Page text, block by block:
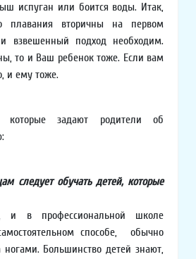
испуган или боится воды. Итак,
плавания вторичны на первом
взвешенный подход необходим.
то и Ваш ребенок тоже. Если вам
и ему тоже.
которые задают родители об
следует обучать детей, которые
и в профессиональной школе
способе, обычно
ногами. Большинство детей знают,